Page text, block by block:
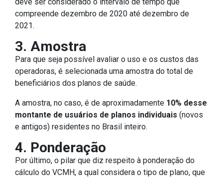
compreende dezembro de 2020 até dezembro de
2021.
3. Amostra
Para que seja possível avaliar o uso e os custos das
operadoras, é selecionada uma amostra do total de
beneficiários dos planos de saúde.
A amostra, no caso, é de aproximadamente 10% desse
montante de usuários de planos individuais (novos
e antigos) residentes no Brasil inteiro.
4. Ponderação
Por último, o pilar que diz respeito à ponderação do
cálculo do VCMH, a qual considera o tipo de plano, que